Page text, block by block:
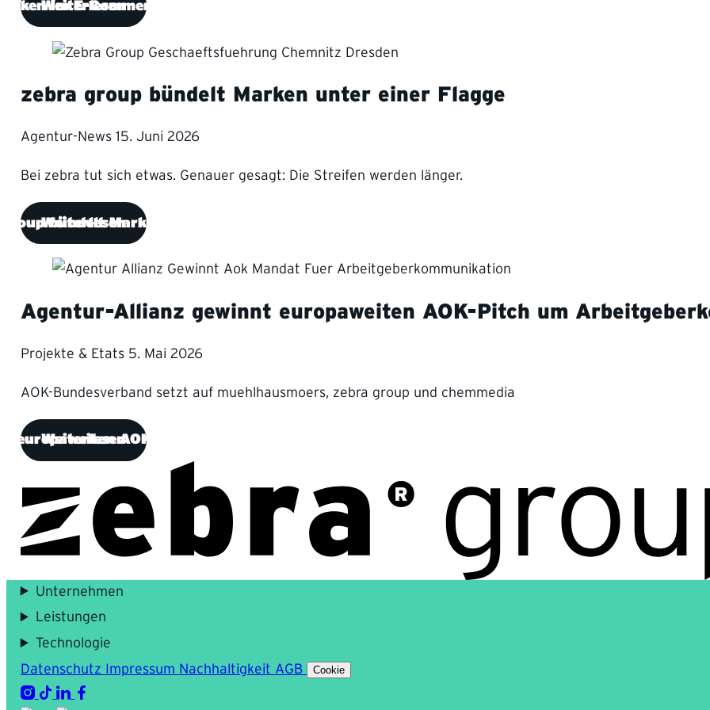
Weiterlesen
im E-Commerce wirklich brauchen
zebra group bündelt Marken unter einer Flagge
Agentur-News 15. Juni 2026
Bei zebra tut sich etwas. Genauer gesagt: Die Streifen werden länger.
Weiterlesen
bündelt Marken unter einer Flagge
Agentur-Allianz gewinnt europaweiten AOK-Pitch um
Projekte & Etats 5. Mai 2026
AOK-Bundesverband setzt auf muehlhausmoers, zebra group und chemmedia
Weiterlesen
europaweiten AOK-Pitch um Arbeitgeberkommunikation
Unternehmen
Leistungen
Technologie
Datenschutz
Impressum Nachhaltigkeit AGB Cookie